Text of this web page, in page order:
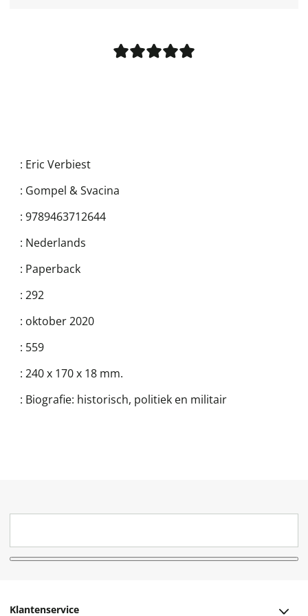
: Eric Verbiest
: Gompel & Svacina
: 9789463712644
: Nederlands
: Paperback
: 292
: oktober 2020
: 559
: 240 x 170 x 18 mm.
: Biografie: historisch, politiek en militair
Klantenservice